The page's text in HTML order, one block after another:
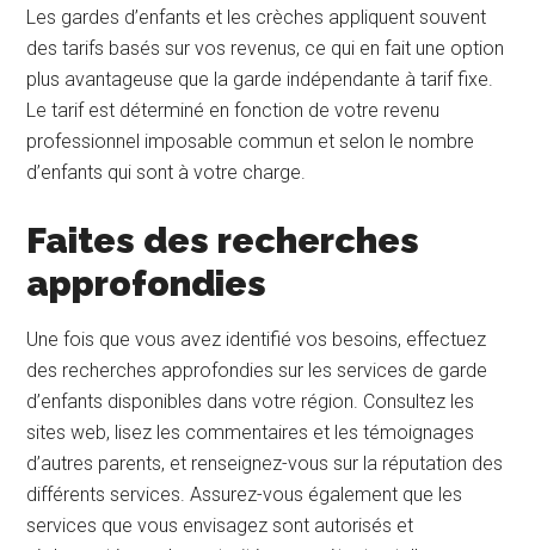
Les gardes d’enfants et les crèches appliquent souvent
des tarifs basés sur vos revenus, ce qui en fait une option
plus avantageuse que la garde indépendante à tarif fixe.
Le tarif est déterminé en fonction de votre revenu
professionnel imposable commun et selon le nombre
d’enfants qui sont à votre charge.
Faites des recherches
approfondies
Une fois que vous avez identifié vos besoins, effectuez
des recherches approfondies sur les services de garde
d’enfants disponibles dans votre région. Consultez les
sites web, lisez les commentaires et les témoignages
d’autres parents, et renseignez-vous sur la réputation des
différents services. Assurez-vous également que les
services que vous envisagez sont autorisés et